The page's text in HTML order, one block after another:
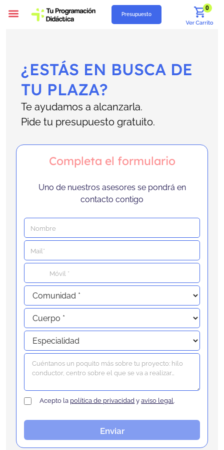
Presupuesto
0
¿ESTÁS EN BUSCA DE
TU PLAZA?
Te ayudamos a alcanzarla.
Pide tu presupuesto gratuito.
Completa el formulario
Uno de nuestros asesores se pondrá en
contacto contigo
Acepto la política de privacidad yaviso legal.
Enviar